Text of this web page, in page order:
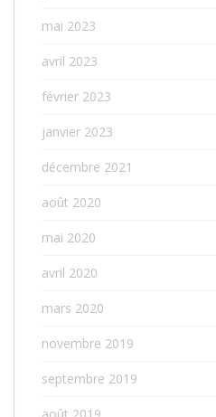
mai 2023
avril 2023
février 2023
janvier 2023
décembre 2021
août 2020
mai 2020
avril 2020
mars 2020
novembre 2019
septembre 2019